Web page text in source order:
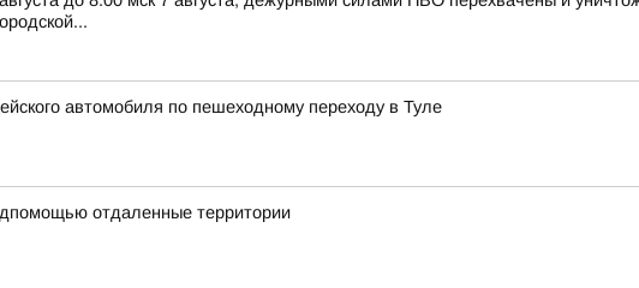
автомобиля по пешеходному переходу в Туле
отдаленные территории